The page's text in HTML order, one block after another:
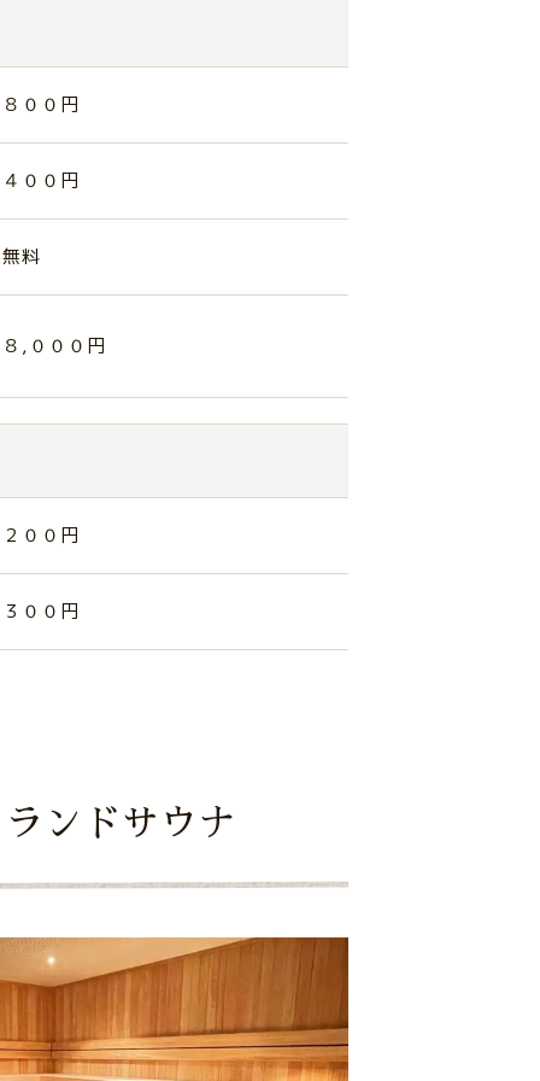
８００円
４００円
無料
８,０００円
２００円
３００円
ンドサウナ